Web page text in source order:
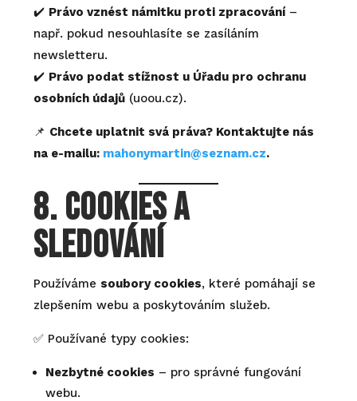
✔️ Právo vznést námitku proti zpracování–
např. pokud nesouhlasíte se zasíláním
newsletteru.
✔️ Právo podat stížnost u Úřadu pro ochranu
osobních údajů (uoou.cz).
📌 Chcete uplatnit svá práva? Kontaktujte nás
na e-mailu: mahonymartin@seznam.cz.
8. Cookies a
sledování
Používáme soubory cookies, které pomáhají se
zlepšením webu a poskytováním služeb.
✅ Používané typy cookies:
Nezbytné cookies – pro správné fungování
webu.